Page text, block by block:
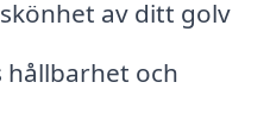
av ditt golv
och